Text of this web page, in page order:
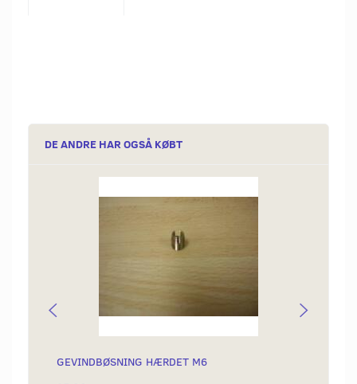
DE ANDRE HAR OGSÅ KØBT
GEVINDBØSNING HÆRDET M6